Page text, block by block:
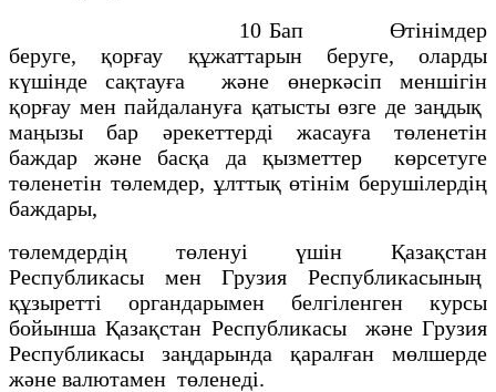
10 Бап Өтінімдер
беруге, қорғау құжаттарын беруге, оларды
күшінде сақтауға және өнеркәсіп меншігін
қорғау мен пайдалануға қатысты өзге де заңдық
маңызы бар әрекеттерді жасауға төленетін
баждар және басқа да қызметтер көрсетуге
төленетін төлемдер, ұлттық өтінім берушілердің
баждары,
төлемдердің төленуі үшін Қазақстан
Республикасы мен Грузия Республикасының
құзыретті органдарымен белгіленген курсы
бойынша Қазақстан Республикасы және Грузия
Республикасы заңдарында қаралған мөлшерде
және валютамен төленеді.